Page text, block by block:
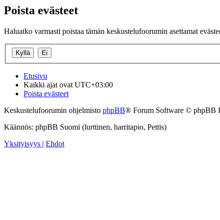
Poista evästeet
Haluatko varmasti poistaa tämän keskustelufoorumin asettamat
Etusivu
Kaikki ajat ovat UTC+03:00
Poista evästeet
Keskustelufoorumin ohjelmisto phpBB® Forum Software © phpBB
Käännös: phpBB Suomi (lurttinen, harritapio, Pettis)
Yksityisyys | Ehdot